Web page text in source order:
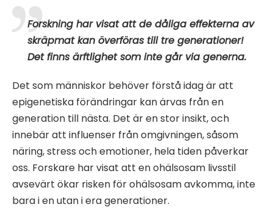
Forskning har visat att de dåliga effekterna av
skräpmat kan överföras till tre generationer!
Det finns ärftlighet som inte går via generna.
Det som människor behöver förstå idag är att
epigenetiska förändringar kan ärvas från en
generation till nästa. Det är en stor insikt, och
innebär att influenser från omgivningen, såsom
näring, stress och emotioner, hela tiden påverkar
oss. Forskare har visat att en ohälsosam livsstil
avsevärt ökar risken för ohälsosam avkomma, inte
bara i en utan i era generationer.